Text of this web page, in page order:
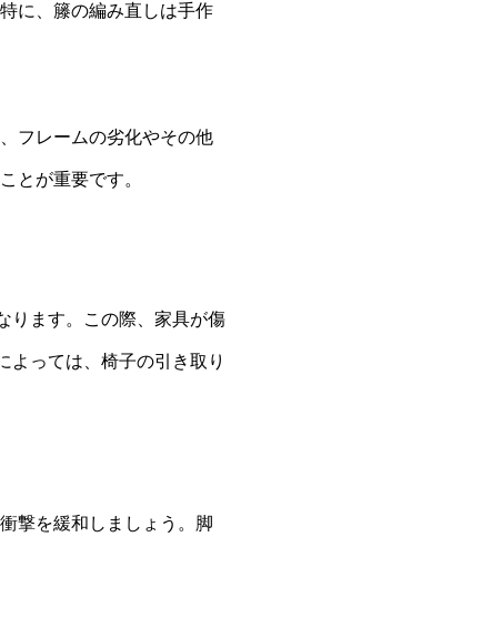
に、籐の編み直しは手作
フレームの劣化やその他
とが重要です。
ります。この際、家具が傷
よっては、椅子の引き取り
撃を緩和しましょう。脚